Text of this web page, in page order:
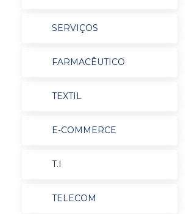
SERVIÇOS
FARMACÊUTICO
TEXTIL
E-COMMERCE
T.I
TELECOM